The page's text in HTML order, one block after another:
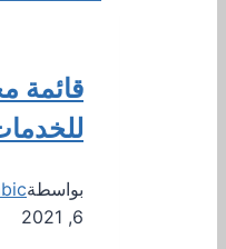
قائمة
بواسطة
6, 2021